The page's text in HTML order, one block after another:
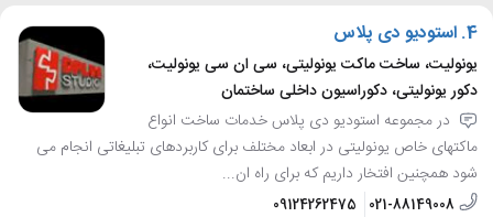
4. استودیو دی پلاس
یونولیت، ساخت ماکت یونولیتی، سی ان سی یونولیت،
دکور یونولیتی، دکوراسیون داخلی ساختمان
در مجموعه استودیو دی پلاس خدمات ساخت انواع
ماکتهای خاص یونولیتی در ابعاد مختلف برای کاربردهای تبلیغاتی انجام می
شود همچنین افتخار داریم که برای راه ان...
021-88149008
09124262475